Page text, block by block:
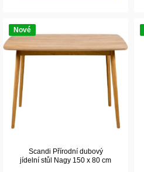
Nové
Scandi Přírodní dubový
jídelní stůl Nagy 150 x 80 cm